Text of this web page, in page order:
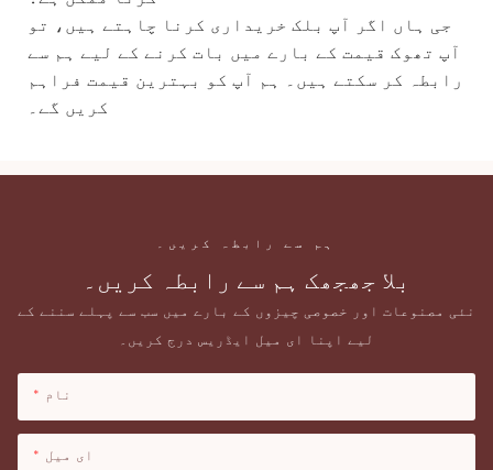
جی ہاں اگر آپ بلک خریداری کرنا چاہتے ہیں، تو
آپ تھوک قیمت کے بارے میں بات کرنے کے لیے ہم سے
رابطہ کر سکتے ہیں۔ ہم آپ کو بہترین قیمت فراہم
کریں گے۔
ہم سے رابطہ کریں۔
بلا جھجھک ہم سے رابطہ کریں۔
نئی مصنوعات اور خصوصی چیزوں کے بارے میں سب سے پہلے سننے کے
لیے اپنا ای میل ایڈریس درج کریں۔
نام
ای میل